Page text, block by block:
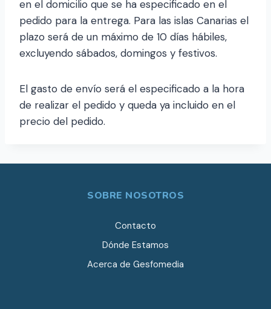
en el domicilio que se ha especificado en el
pedido para la entrega. Para las islas Canarias el
plazo será de un máximo de 10 días hábiles,
excluyendo sábados, domingos y festivos.
El gasto de envío será el especificado a la hora
de realizar el pedido y queda ya incluido en el
precio del pedido.
SOBRE NOSOTROS
Contacto
Dónde Estamos
Acerca de Gesfomedia